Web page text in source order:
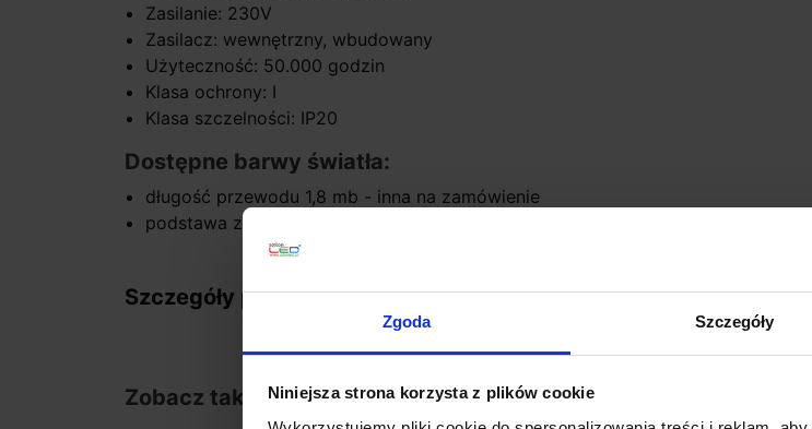
Zgoda Szczegóły
Niniejsza strona korzysta z plików cookie
Zasilanie: 230V
Zasilacz: wewnętrzny, wbudowany
Użyteczność: 50.000 godzin
Klasa ochrony: I
Klasa szczelności: IP20
Dostępne barwy światła:
długość przewodu 1,8 mb - inna na zamówienie
podstawa zbiorcza wykonywana na indywidualne zamówienie
Szczegóły produktu
Zobacz także